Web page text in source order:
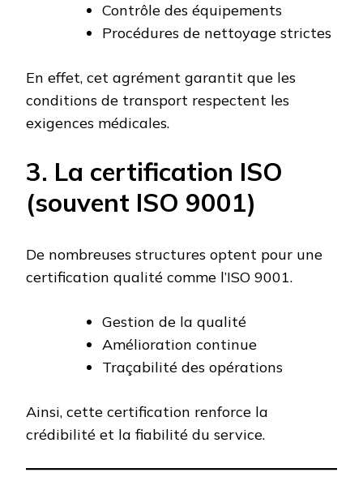
Contrôle des équipements
Procédures de nettoyage strictes
En effet, cet agrément garantit que les
conditions de transport respectent les
exigences médicales.
3. La certification ISO
(souvent ISO 9001)
De nombreuses structures optent pour une
certification qualité comme l’ISO 9001.
Gestion de la qualité
Amélioration continue
Traçabilité des opérations
Ainsi, cette certification renforce la
crédibilité et la fiabilité du service.